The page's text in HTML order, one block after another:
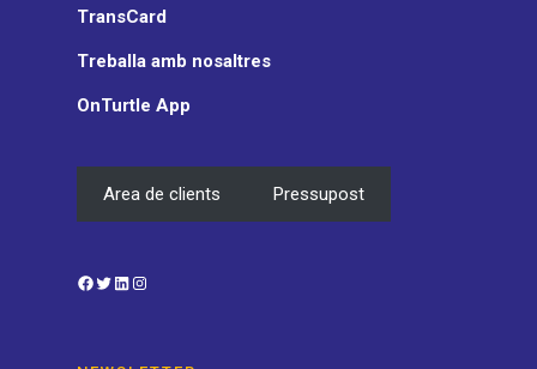
TransCard
Treballa amb nosaltres
OnTurtle App
Area de clients Pressupost
Facebook
TwitterLinkedIn